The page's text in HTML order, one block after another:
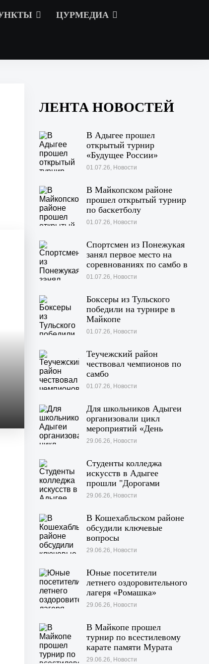
ЦУРМЕДИА
ЛЕНТА НОВОСТЕЙ
В Адыгее прошел
открытый турнир
«Будущее России»
01.07.26, Новости
В Майкопском районе
прошел открытый турнир
по баскетболу
01.07.26, Новости
Спортсмен из Понежукая
занял первое место на
соревнованиях по самбо в
Московской области
01.07.26, Новости
Боксеры из Тульского
победили на турнире в
Майкопе
01.07.26, Новости
Теучежский район
чествовал чемпионов по
самбо
01.07.26, Новости
Для школьников Адыгеи
организовали цикл
мероприятий «День
Памяти»
29.06.26, Новости
Студенты колледжа
искусств в Адыгее
прошли "Дорогами
войны"
29.06.26, Новости
В Кошехабльском районе
обсудили ключевые
вопросы
жизнедеятельности
29.06.26, Новости
Юные посетители
летнего оздоровительного
лагеря «Ромашка»
побывали на экскурсии в
29.06.26, Новости
В Майкопе прошел
турнир по всестилевому
карате памяти Мурата
Хачекожева
29.06.26, Новости